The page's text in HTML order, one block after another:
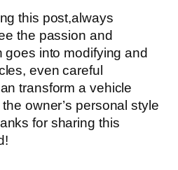
this post,always
the passion and
goes into modifying and
even careful
transform a vehicle
owner’s personal style
for sharing this